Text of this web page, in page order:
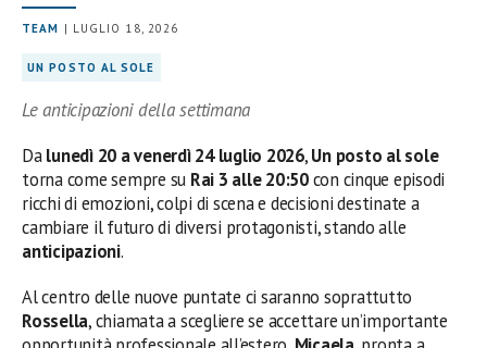
TEAM | LUGLIO 18, 2026
UN POSTO AL SOLE
Le anticipazioni della settimana
Dalunedì 20 a venerdì 24 luglio 2026,Un posto al sole
torna come sempre su Rai 3 alle 20:50con cinque episodi
ricchi di emozioni, colpi di scena e decisioni destinate a
cambiare il futuro di diversi protagonisti, stando alle
anticipazioni.
Al centro delle nuove puntate ci saranno soprattutto
Rossella, chiamata a scegliere se accettare un’importante